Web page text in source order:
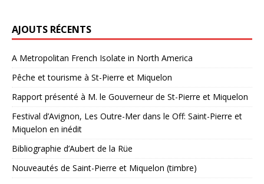
AJOUTS RÉCENTS
A Metropolitan French Isolate in North America
Pêche et tourisme à St-Pierre et Miquelon
Rapport présenté à M. le Gouverneur de St-Pierre et Miquelon
Festival d’Avignon, Les Outre-Mer dans le Off: Saint-Pierre et
Miquelon en inédit
Bibliographie d’Aubert de la Rüe
Nouveautés de Saint-Pierre et Miquelon (timbre)